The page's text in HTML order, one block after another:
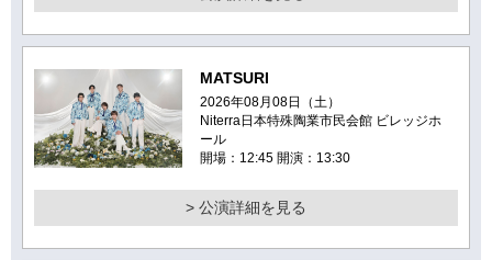
MATSURI
2026年08月08日（土）
Niterra日本特殊陶業市民会館 ビレッジホ
ール
開場：12:45 開演：13:30
> 公演詳細を見る